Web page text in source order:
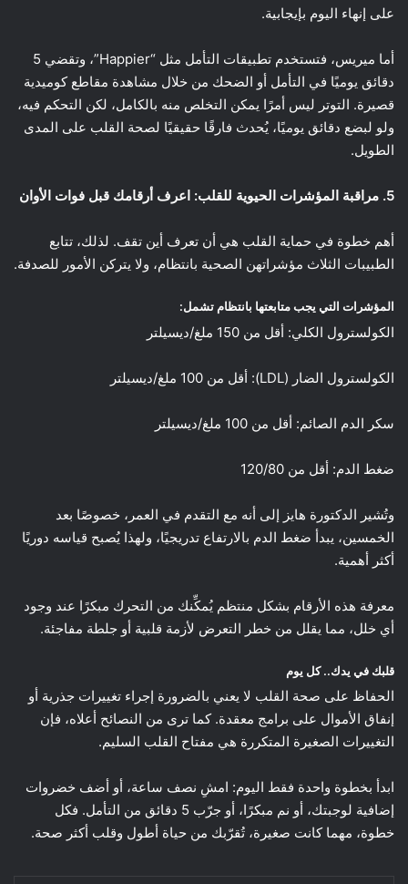
على إنهاء اليوم بإيجابية.
أما ميريس، فتستخدم تطبيقات التأمل مثل “Happier”، وتقضي 5
دقائق يوميًا في التأمل أو الضحك من خلال مشاهدة مقاطع كوميدية
قصيرة. التوتر ليس أمرًا يمكن التخلص منه بالكامل، لكن التحكم فيه،
ولو لبضع دقائق يوميًا، يُحدث فارقًا حقيقيًا لصحة القلب على المدى
الطويل.
5. مراقبة المؤشرات الحيوية للقلب: اعرف أرقامك قبل فوات الأوان
أهم خطوة في حماية القلب هي أن تعرف أين تقف. لذلك، تتابع
الطبيبات الثلاث مؤشراتهن الصحية بانتظام، ولا يتركن الأمور للصدفة.
المؤشرات التي يجب متابعتها بانتظام تشمل:
الكولسترول الكلي: أقل من 150 ملغ/ديسيلتر
الكولسترول الضار (LDL): أقل من 100 ملغ/ديسيلتر
سكر الدم الصائم: أقل من 100 ملغ/ديسيلتر
ضغط الدم: أقل من 120/80
وتُشير الدكتورة هايز إلى أنه مع التقدم في العمر، خصوصًا بعد
الخمسين، يبدأ ضغط الدم بالارتفاع تدريجيًا، ولهذا يُصبح قياسه دوريًا
أكثر أهمية.
معرفة هذه الأرقام بشكل منتظم يُمكِّنك من التحرك مبكرًا عند وجود
أي خلل، مما يقلل من خطر التعرض لأزمة قلبية أو جلطة مفاجئة.
قلبك في يدك.. كل يوم
الحفاظ على صحة القلب لا يعني بالضرورة إجراء تغييرات جذرية أو
إنفاق الأموال على برامج معقدة. كما ترى من النصائح أعلاه، فإن
التغييرات الصغيرة المتكررة هي مفتاح القلب السليم.
ابدأ بخطوة واحدة فقط اليوم: امشِ نصف ساعة، أو أضف خضروات
إضافية لوجبتك، أو نم مبكرًا، أو جرّب 5 دقائق من التأمل. فكل
خطوة، مهما كانت صغيرة، تُقرّبك من حياة أطول وقلب أكثر صحة.